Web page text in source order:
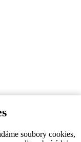
soubory cookies,